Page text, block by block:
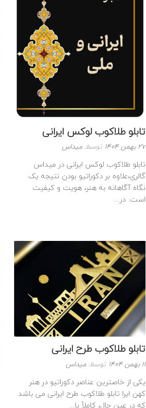
تابلو طلاکوب لوکس ایرانی
نوشته
در
27 بهمن 1404 توسط: میداس
تابلو طلاکوب لوکس ایرانی در میداس
گالری،علاوه بر دکوراتیو بودن نتیجه یک
نگاه آگاهانه به هنر، هویت و کیفیت
است. در...
مطلب
تابلو طلاکوب طرح ایرانی
نوشته
در
11 بهمن 1404 توسط: میداس
یکی از خاصترین عناصر دکوراتیو در هنر
کهن ایرا تابلو طلاکوب طرح ایرانی می باشد
که در عین حال، کاملاً با...